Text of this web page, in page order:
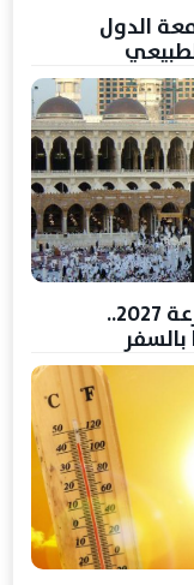
الدول
الداخلية تفتح باب التقديم لحج القرعة 2027..